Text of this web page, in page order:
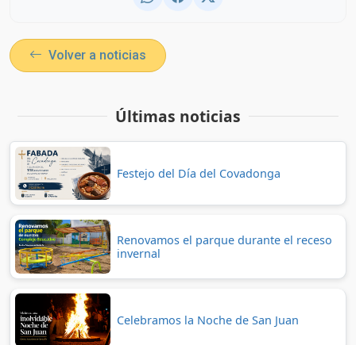
Volver a noticias
Últimas noticias
Festejo del Día del Covadonga
Renovamos el parque durante el receso
invernal
Celebramos la Noche de San Juan